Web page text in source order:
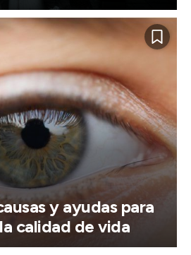
y ayudas para
calidad de vida